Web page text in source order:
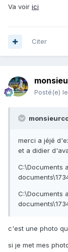
Va voir ici
Citer
Posté(e)
merci a jéjé
et a didier
C:\Documents
C:\Documents
c'est une photo
si je met mes